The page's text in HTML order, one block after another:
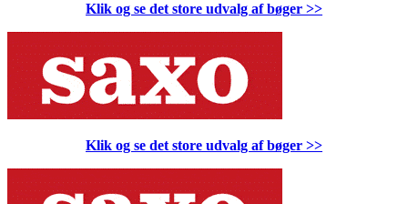
Klik og se det store udvalg af bøger >>
Klik og se det store udvalg af bøger >>